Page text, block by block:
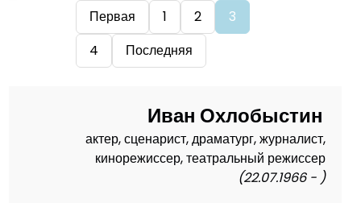
Первая 1 2
3
4
Последняя
Иван Охлобыстин
актер, сценарист, драматург, журналист,
кинорежиссер, театральный режиссер
(22.07.1966 - )